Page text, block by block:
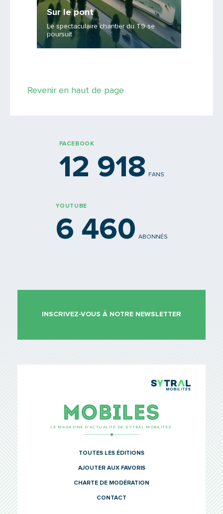
Sur le pont
Le spectaculaire chantier du T9 se
poursuit
Revenir en haut de page
FACEBOOK
12 918 FANS
YOUTUBE
6 460 ABONNÉS
INSCRIVEZ-VOUS À NOTRE NEWSLETTER
LE MAGAZINE D’ACTUALITÉ DE SYTRAL MOBILITÉS
TOUTES LES ÉDITIONS
AJOUTER AUX FAVORIS
CHARTE DE MODÉRATION
CONTACT